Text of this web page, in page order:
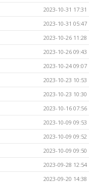
2023-10-31 17:31
2023-10-31 05:47
2023-10-26 11:28
2023-10-26 09:43
2023-10-24 09:07
2023-10-23 10:53
2023-10-23 10:30
2023-10-16 07:56
2023-10-09 09:53
2023-10-09 09:52
2023-10-09 09:50
2023-09-28 12:54
2023-09-20 14:38